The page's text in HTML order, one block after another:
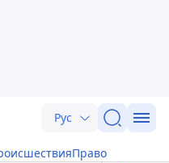
Рус
Право